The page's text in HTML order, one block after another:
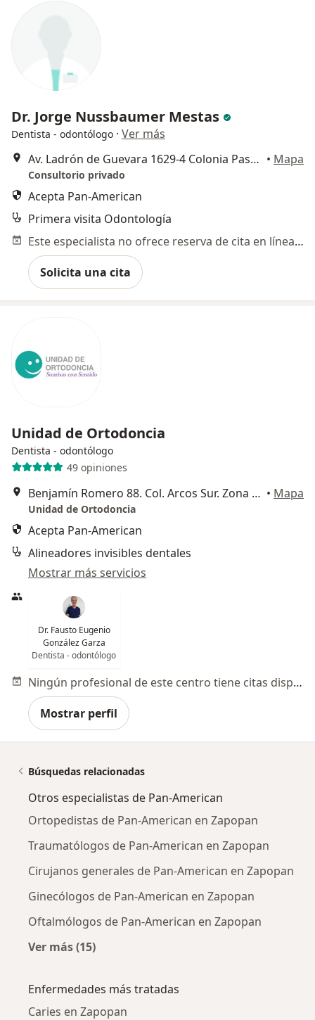
Dr. Jorge Nussbaumer Mestas
Dentista - odontólogo · Ver más
Av. Ladrón de Guevara 1629-4 Colonia Paseos del Sol , Zapopan • Mapa
Consultorio privado
Acepta Pan-American
Primera visita Odontología
Este especialista no ofrece reserva de cita en línea en esta dirección.
Solicita una cita
Unidad de Ortodoncia
Dentista - odontólogo
49 opiniones
Benjamín Romero 88. Col. Arcos Sur. Zona Minerva., Guadalajara • Mapa
Unidad de Ortodoncia
Acepta Pan-American
Alineadores invisibles dentales
Mostrar más servicios
Dr. Fausto Eugenio
González Garza
Dentista - odontólogo
Ningún profesional de este centro tiene citas disponibles
Mostrar perfil
Búsquedas relacionadas
Otros especialistas de Pan-American
Ortopedistas de Pan-American en Zapopan
Traumatólogos de Pan-American en Zapopan
Cirujanos generales de Pan-American en Zapopan
Ginecólogos de Pan-American en Zapopan
Oftalmólogos de Pan-American en Zapopan
Ver más (15)
Enfermedades más tratadas
Caries en Zapopan